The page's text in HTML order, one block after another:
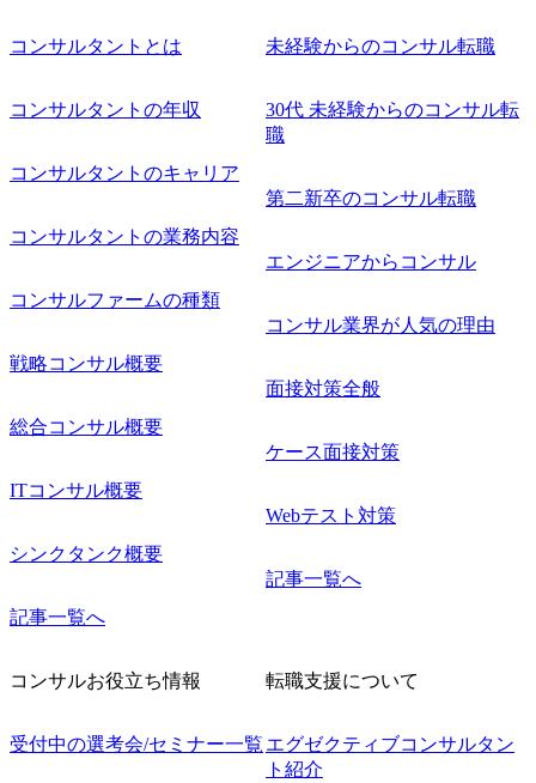
コンサルタントとは
コンサルタントの年収
コンサルタントのキャリア
コンサルタントの業務内容
コンサルファームの種類
戦略コンサル概要
総合コンサル概要
ITコンサル概要
シンクタンク概要
記事一覧へ
未経験からのコンサル転職
30代 未経験からのコンサル転
職
第二新卒のコンサル転職
エンジニアからコンサル
コンサル業界が人気の理由
面接対策全般
ケース面接対策
Webテスト対策
記事一覧へ
コンサルお役立ち情報
受付中の選考会/セミナー一覧
転職支援について
エグゼクティブコンサルタン
ト紹介